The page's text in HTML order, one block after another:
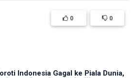
0 0
Indonesia Gagal ke Piala Dunia,